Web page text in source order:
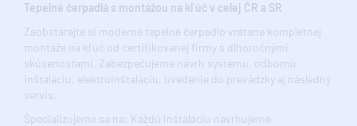
Tepelné čerpadlá s montážou na kľúč v celej ČR a SR
Zaobstarajte si moderné tepelné čerpadlo vrátane kompletnej
montáže na kľúč od certifikovanej firmy s dlhoročnými
skúsenosťami. Zabezpečujeme návrh systému, odbornú
inštaláciu, elektroinštaláciu, uvedenie do prevádzky aj následný
servis.
Špecializujeme sa na: Každú inštaláciu navrhujeme